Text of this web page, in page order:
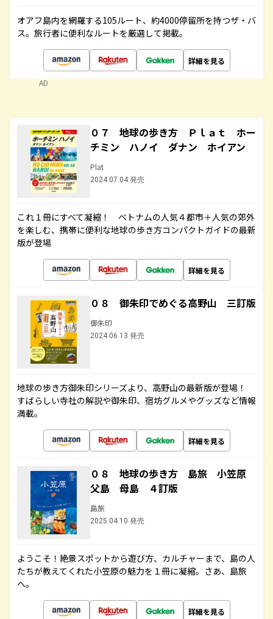
オアフ島内を網羅する105ルート、約4000停留所を持つザ・バ
ス。旅行者に便利なルートを厳選して掲載。
詳細を見る
AD
０７ 地球の歩き方 Ｐｌａｔ ホー
チミン ハノイ ダナン ホイアン
Plat
2024.07.04 発売
これ１冊にすべて凝縮！ ベトナムの人気４都市＋人気の郊外
を楽しむ、携帯に便利な地球の歩き方コンパクトガイドの最新
版が登場
詳細を見る
０８ 御朱印でめぐる高野山 三訂版
御朱印
2024.06.13 発売
地球の歩き方御朱印シリーズより、高野山の最新版が登場！
すばらしい寺社の解説や御朱印、宿坊グルメやグッズなど情報
満載。
詳細を見る
０８ 地球の歩き方 島旅 小笠原
父島 母島 ４訂版
島旅
2025.04.10 発売
ようこそ！絶景スポットから遊び方、カルチャーまで、島の人
たちが教えてくれた小笠原の魅力を１冊に凝縮。さあ、島旅
へ。
詳細を見る